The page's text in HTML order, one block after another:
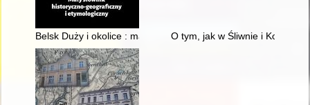
Belsk Duży i okolice : mały słownik historyczno-geograficzny i
O tym, jak w Śliwnie i